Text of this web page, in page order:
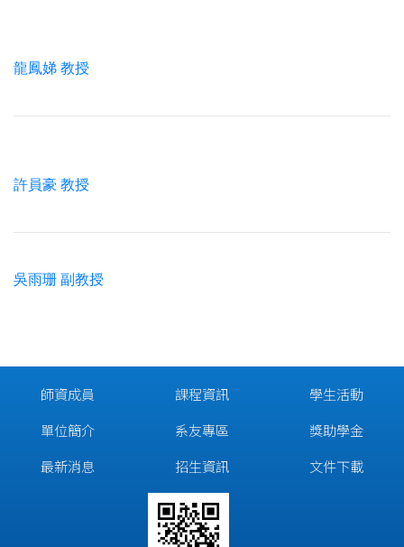
龍鳳娣 教授
許員豪 教授
吳雨珊 副教授
師資成員
單位簡介
最新消息
課程資訊
系友專區
招生資訊
學生活動
獎助學金
文件下載